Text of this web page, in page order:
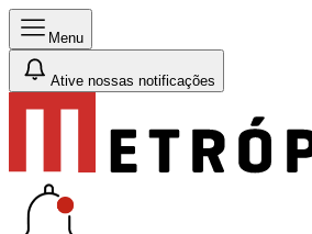
Menu
Ative nossas notificações